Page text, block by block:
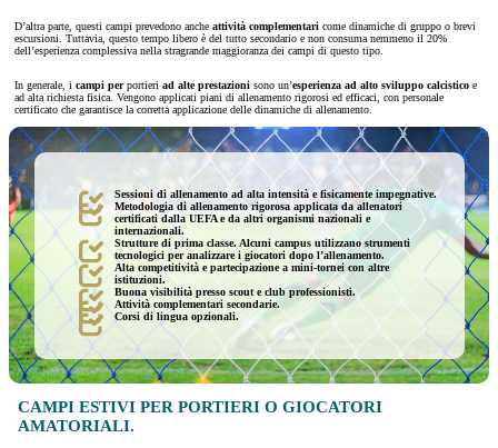
D’altra parte, questi campi prevedono anche attività complementari come dinamiche di gruppo o brevi
escursioni. Tuttavia, questo tempo libero è del tutto secondario e non consuma nemmeno il 20%
dell’esperienza complessiva nella stragrande maggioranza dei campi di questo tipo.
In generale, i campi perportieri ad alte prestazioni sono un’esperienza ad alto sviluppo calcistico e
ad alta richiesta fisica. Vengono applicati piani di allenamento rigorosi ed efficaci, con personale
certificato che garantisce la corretta applicazione delle dinamiche di allenamento.
Sessioni di allenamento ad alta intensità e fisicamente impegnative.
Metodologia di allenamento rigorosa applicata da allenatori
certificati dalla UEFA e da altri organismi nazionali e
internazionali.
Strutture di prima classe. Alcuni campus utilizzano strumenti
tecnologici per analizzare i giocatori dopo l’allenamento.
Alta competitività e partecipazione a mini-tornei con altre
istituzioni.
Buona visibilità presso scout e club professionisti.
Attività complementari secondarie.
Corsi di lingua opzionali.
CAMPI ESTIVI PER PORTIERI O GIOCATORI
AMATORIALI.